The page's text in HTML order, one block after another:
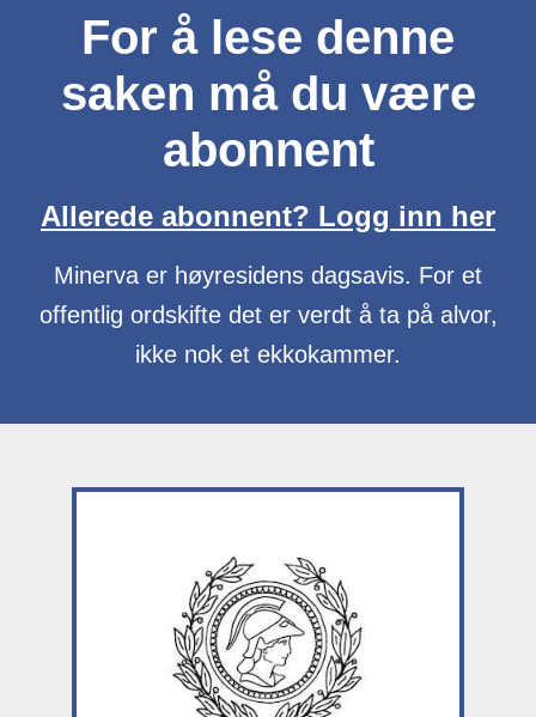
For å lese denne
saken må du være
abonnent
Allerede abonnent? Logg inn her
Minerva er høyresidens dagsavis. For et
offentlig ordskifte det er verdt å ta på alvor,
ikke nok et ekkokammer.